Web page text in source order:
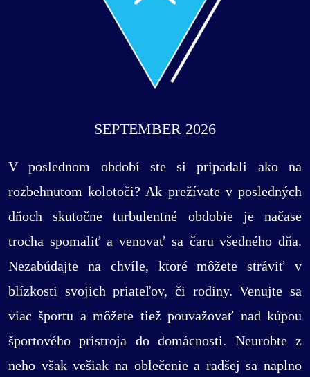
SEPTEMBER 2026
V poslednom období ste si pripadali ako na
rozbehnutom kolotoči? Ak prežívate v posledných
dňoch skutočne turbulentné obdobie je načase
trocha spomaliť a venovať sa čaru všedného dňa.
Nezabúdajte na chvíle, ktoré môžete stráviť v
blízkosti svojich priateľov, či rodiny. Venujte sa
viac športu a môžete tiež pouvažovať nad kúpou
športového prístroja do domácnosti. Neurobte z
neho však vešiak na oblečenie a radšej sa naplno